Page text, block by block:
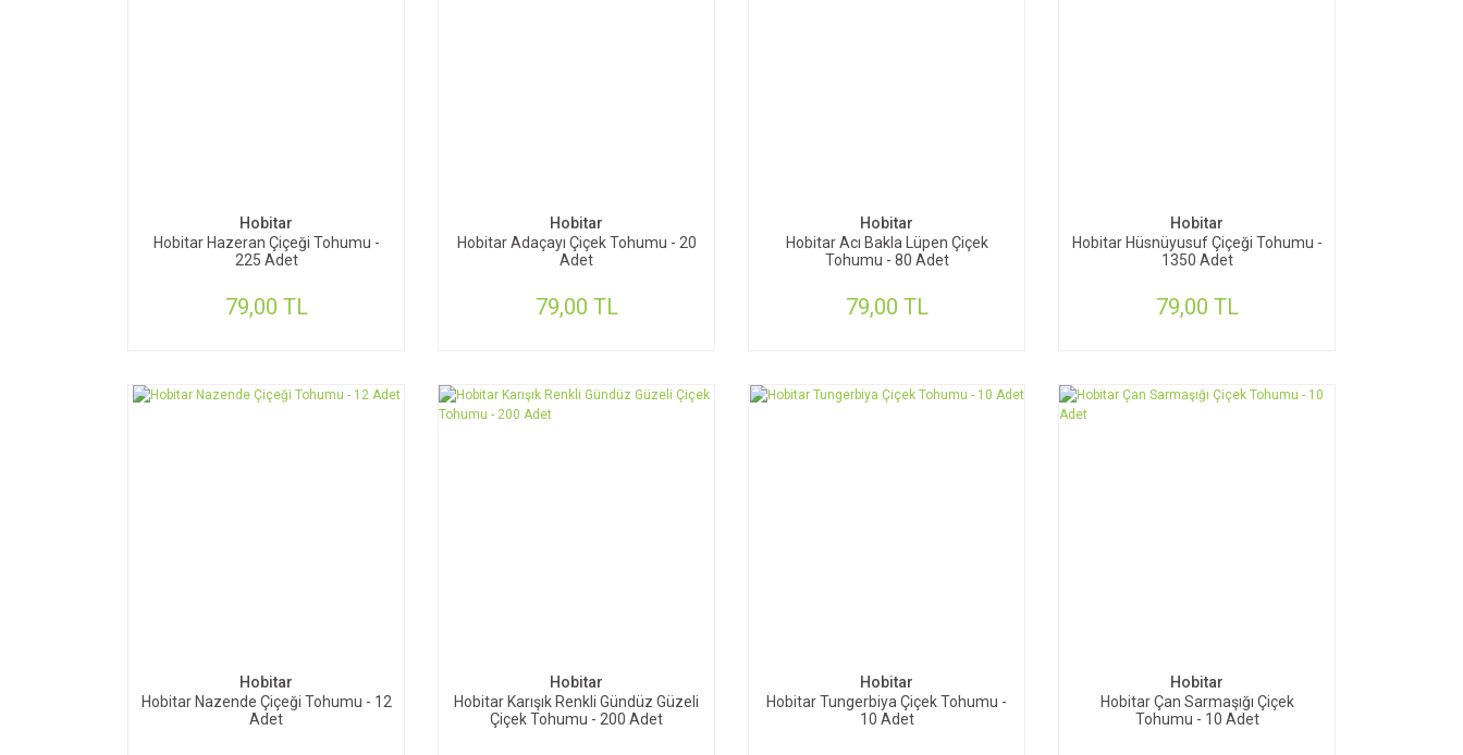
Hobitar
Hobitar Hazeran Çiçeği Tohumu -
225 Adet
79,00 TL
Hobitar
Hobitar Adaçayı Çiçek Tohumu - 20
Adet
79,00 TL
Hobitar
Hobitar Acı Bakla Lüpen Çiçek
Tohumu - 80 Adet
79,00 TL
Hobitar
Hobitar Hüsnüyusuf Çiçeği Tohumu -
1350 Adet
79,00 TL
Hobitar
Hobitar Nazende Çiçeği Tohumu - 12
Adet
Hobitar
Hobitar Karışık Renkli Gündüz Güzeli
Çiçek Tohumu - 200 Adet
Hobitar
Hobitar Tungerbiya Çiçek Tohumu -
10 Adet
Hobitar
Hobitar Çan Sarmaşığı Çiçek
Tohumu - 10 Adet